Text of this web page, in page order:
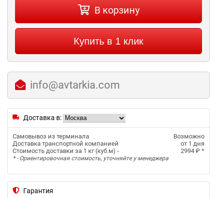
В корзину
Купить в 1 клик
info@avtarkia.com
Доставка в:
Самовывоз из терминала
Возможно
Доставка транспортной компанией
от 1 дня
Стоимость доставки за 1 кг (куб.м) -
2994 ₽ *
* - Ориентировочная стоимость, уточняйте у менеджера
Гарантия